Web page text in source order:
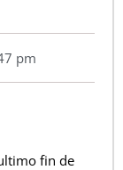
pm
fin de